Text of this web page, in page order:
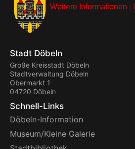
Stadt Döbeln
Große Kreisstadt Döbeln
Stadtverwaltung Döbeln
Obermarkt 1
04720 Döbeln
Schnell-Links
Döbeln-Information
Museum/Kleine Galerie
Weitere Informationen